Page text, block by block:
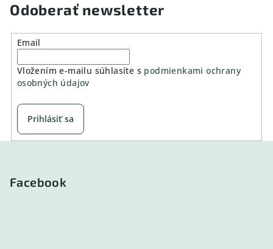
Odoberať newsletter
Email
Vložením e-mailu súhlasíte s podmienkami ochrany
osobných údajov
Prihlásiť sa
Facebook